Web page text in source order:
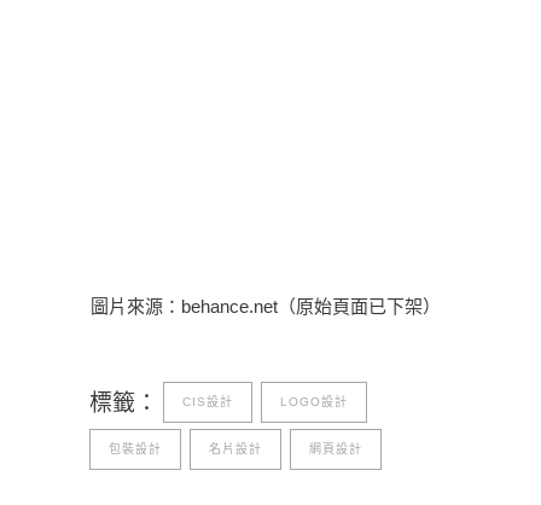
圖片來源：behance.net（原始頁面已下架）
標籤： CIS設計 LOGO設計
包裝設計 名片設計 網頁設計